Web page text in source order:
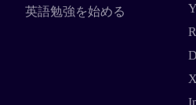
英語勉強を始める
X